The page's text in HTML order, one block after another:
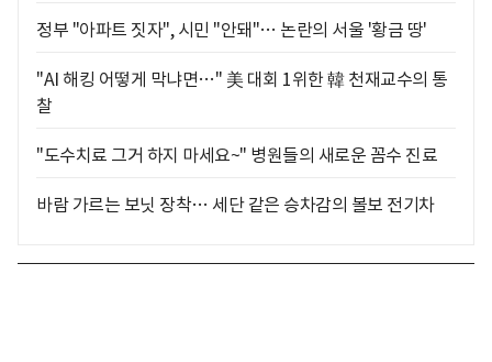
정부 "아파트 짓자", 시민 "안돼"… 논란의 서울 '황금 땅'
"AI 해킹 어떻게 막냐면…" 美 대회 1위한 韓 천재교수의 통
찰
"도수치료 그거 하지 마세요~" 병원들의 새로운 꼼수 진료
바람 가르는 보닛 장착… 세단 같은 승차감의 볼보 전기차